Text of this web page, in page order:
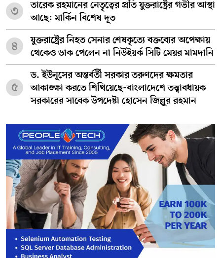
৩
তারেক রহমানের নেতৃত্বের প্রতি যুক্তরাষ্ট্রের গভীর আস্থা
আছে: মার্কিন বিশেষ দূত
৪
যুক্তরাষ্ট্রের নিহত সেনার শেষকৃত্যে বক্তব্যের অপেক্ষায়
থেকেও ডাক পেলেন না নিউইয়র্ক সিটি মেয়র মামদানি
৫
ড. ইউনূসের অন্তর্বর্তী সরকার তরুণদের ক্ষমতার
আকাঙ্ক্ষা করতে শিখিয়েছে-বাংলাদেশে তত্ত্বাবধায়ক
সরকারের সাবেক উপদেষ্টা হোসেন জিল্লুর রহমান